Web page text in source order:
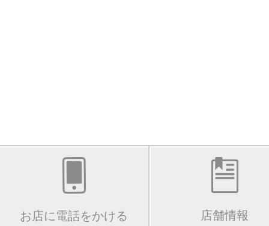
お店に電話をかける 店舗情報